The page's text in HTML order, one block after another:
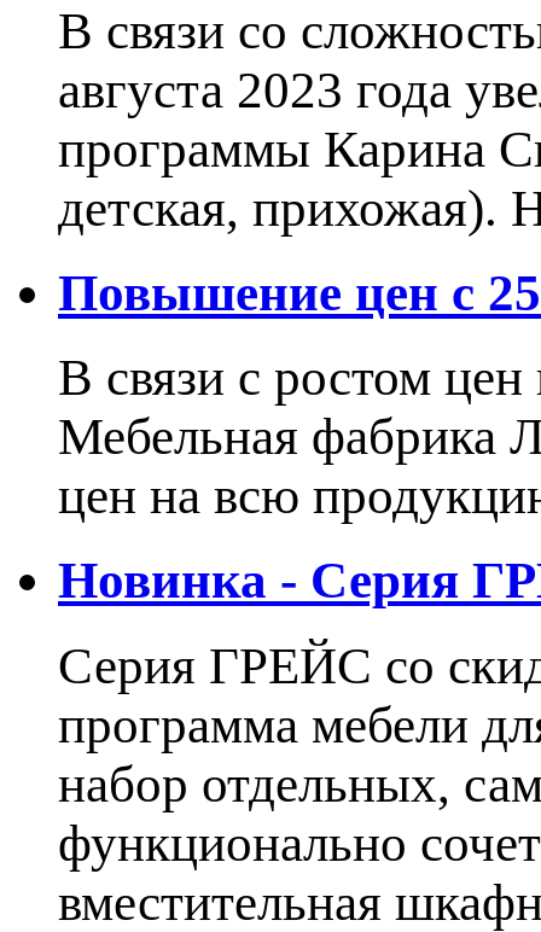
В связи со
августа 2023 года
программы Карина
детская, прихожая).
Повышение цен с
В связи с ростом
Мебельная
цен на всю
Новинка - Серия
Серия ГРЕЙС со
программа мебели
набор отдельных,
функционально
вместительная